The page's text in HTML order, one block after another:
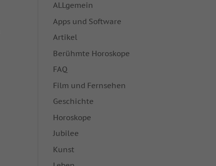
ALLgemein
Apps und Software
Artikel
Berühmte Horoskope
FAQ
Film und Fernsehen
Geschichte
Horoskope
Jubilee
Kunst